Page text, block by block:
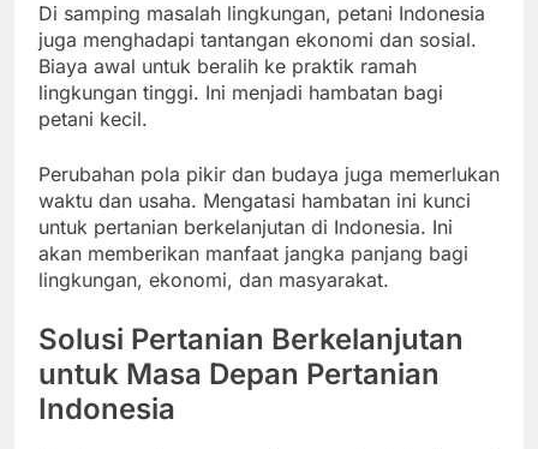
Di samping masalah lingkungan, petani Indonesia
juga menghadapi tantangan ekonomi dan sosial.
Biaya awal untuk beralih ke praktik ramah
lingkungan tinggi. Ini menjadi hambatan bagi
petani kecil.
Perubahan pola pikir dan budaya juga memerlukan
waktu dan usaha. Mengatasi hambatan ini kunci
untuk pertanian berkelanjutan di Indonesia. Ini
akan memberikan manfaat jangka panjang bagi
lingkungan, ekonomi, dan masyarakat.
Solusi Pertanian Berkelanjutan
untuk Masa Depan Pertanian
Indonesia